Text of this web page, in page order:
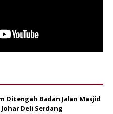
Ditengah Badan Jalan Masjid
Deli Serdang